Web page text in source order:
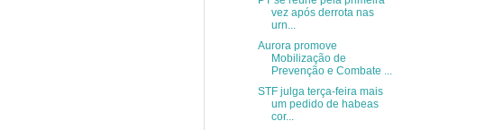
vez após derrota nas
urn...
Aurora promove
Mobilização de
Prevenção e Combate ...
STF julga terça-feira mais
um pedido de habeas
cor...